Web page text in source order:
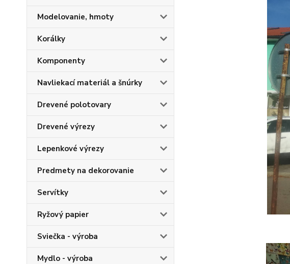
Modelovanie, hmoty
Korálky
Komponenty
Navliekací materiál a šnúrky
Drevené polotovary
Drevené výrezy
Lepenkové výrezy
Predmety na dekorovanie
Servítky
Ryžový papier
Sviečka - výroba
Mydlo - výroba